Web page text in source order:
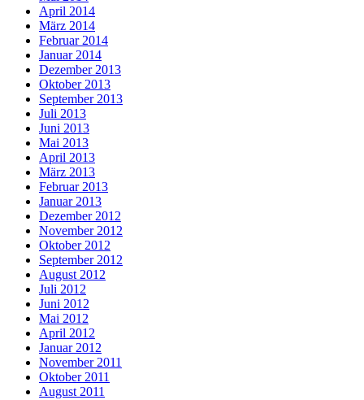
April 2014
März 2014
Februar 2014
Januar 2014
Dezember 2013
Oktober 2013
September 2013
Juli 2013
Juni 2013
Mai 2013
April 2013
März 2013
Februar 2013
Januar 2013
Dezember 2012
November 2012
Oktober 2012
September 2012
August 2012
Juli 2012
Juni 2012
Mai 2012
April 2012
Januar 2012
November 2011
Oktober 2011
August 2011